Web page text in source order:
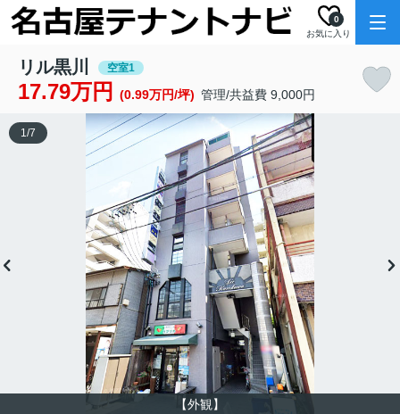
お気に入り
0
リル黒川 空室1
17.79万円 (0.99万円/坪) 管理/共益費 9,000円
【外観】
1/7